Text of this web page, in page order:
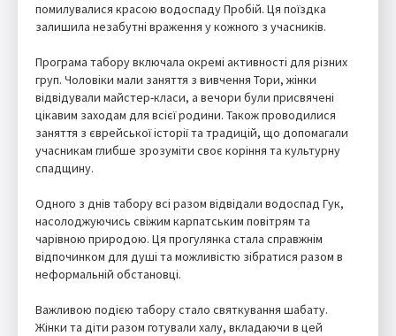
помилувалися красою водоспаду Пробій. Ця поїздка
залишила незабутні враження у кожного з учасників.
Програма табору включала окремі активності для різних
груп. Чоловіки мали заняття з вивчення Тори, жінки
відвідували майстер-класи, а вечори були присвячені
цікавим заходам для всієї родини. Також проводилися
заняття з єврейської історії та традицій, що допомагали
учасникам глибше зрозуміти своє коріння та культурну
спадщину.
Одного з днів табору всі разом відвідали водоспад Гук,
насолоджуючись свіжим карпатським повітрям та
чарівною природою. Ця прогулянка стала справжнім
відпочинком для душі та можливістю зібратися разом в
неформальній обстановці.
Важливою подією табору стало святкування шабату.
Жінки та діти разом готували халу, вкладаючи в цей